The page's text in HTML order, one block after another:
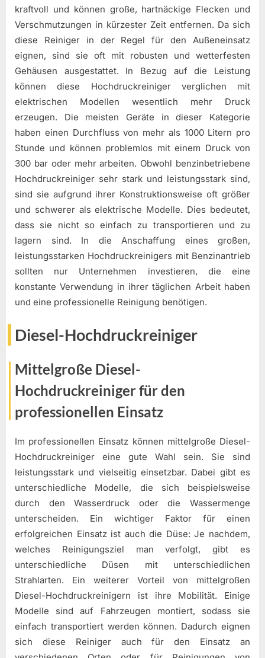
kraftvoll und können große, hartnäckige Flecken und
Verschmutzungen in kürzester Zeit entfernen. Da sich
diese Reiniger in der Regel für den Außeneinsatz
eignen, sind sie oft mit robusten und wetterfesten
Gehäusen ausgestattet. In Bezug auf die Leistung
können diese Hochdruckreiniger verglichen mit
elektrischen Modellen wesentlich mehr Druck
erzeugen. Die meisten Geräte in dieser Kategorie
haben einen Durchfluss von mehr als 1000 Litern pro
Stunde und können problemlos mit einem Druck von
300 bar oder mehr arbeiten. Obwohl benzinbetriebene
Hochdruckreiniger sehr stark und leistungsstark sind,
sind sie aufgrund ihrer Konstruktionsweise oft größer
und schwerer als elektrische Modelle. Dies bedeutet,
dass sie nicht so einfach zu transportieren und zu
lagern sind. In die Anschaffung eines großen,
leistungsstarken Hochdruckreinigers mit Benzinantrieb
sollten nur Unternehmen investieren, die eine
konstante Verwendung in ihrer täglichen Arbeit haben
und eine professionelle Reinigung benötigen.
Diesel-Hochdruckreiniger
Mittelgroße Diesel-
Hochdruckreiniger für den
professionellen Einsatz
Im professionellen Einsatz können mittelgroße Diesel-
Hochdruckreiniger eine gute Wahl sein. Sie sind
leistungsstark und vielseitig einsetzbar. Dabei gibt es
unterschiedliche Modelle, die sich beispielsweise
durch den Wasserdruck oder die Wassermenge
unterscheiden. Ein wichtiger Faktor für einen
erfolgreichen Einsatz ist auch die Düse: Je nachdem,
welches Reinigungsziel man verfolgt, gibt es
unterschiedliche Düsen mit unterschiedlichen
Strahlarten. Ein weiterer Vorteil von mittelgroßen
Diesel-Hochdruckreinigern ist ihre Mobilität. Einige
Modelle sind auf Fahrzeugen montiert, sodass sie
einfach transportiert werden können. Dadurch eignen
sich diese Reiniger auch für den Einsatz an